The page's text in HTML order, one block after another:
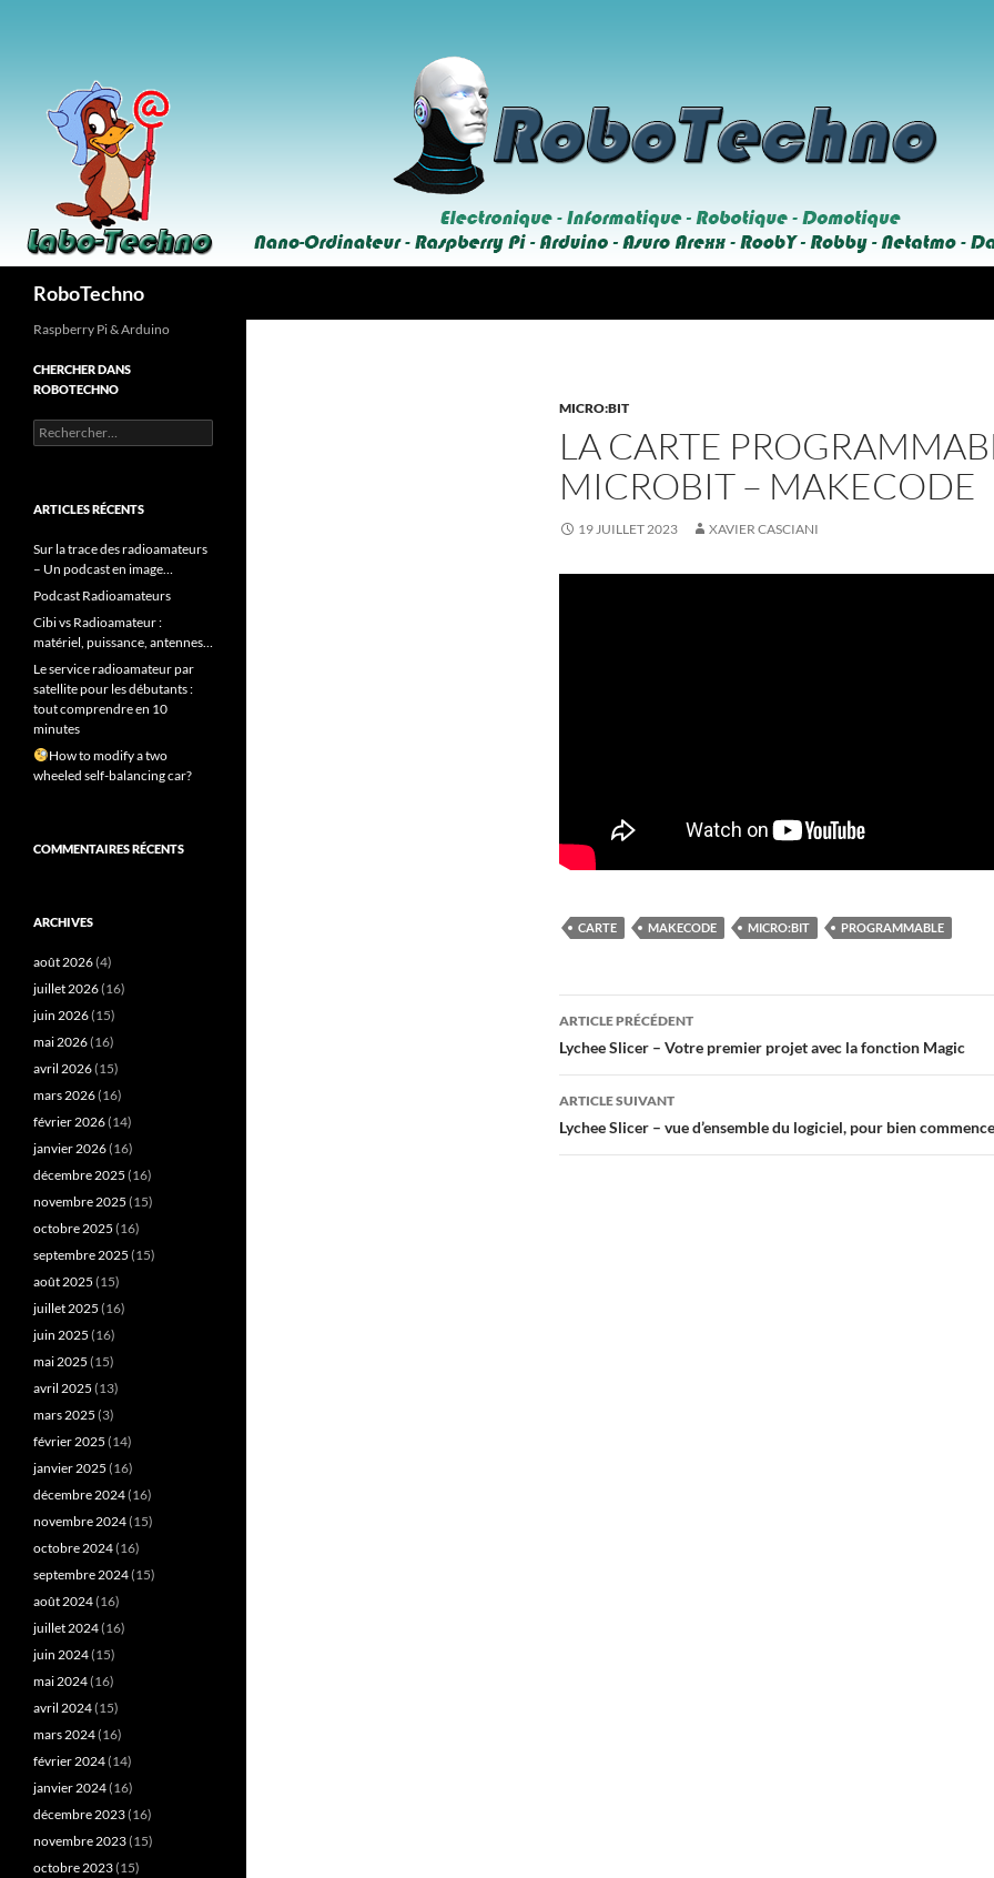
RoboTechno
MICRO:BIT
LA CARTE
MICROBIT – MAKECODE
19 JUILLET 2023 XAVIER CASCIANI
CARTE MAKECODE MICRO:BIT PROGRAMMABLE
Navigation
des
articles
ARTICLE PRÉCÉDENT
Lychee Slicer – Votre premier projet avec la fonction Magic
ARTICLE SUIVANT
Lychee Slicer – vue d’ensemble du logiciel, pour bien
Raspberry Pi & Arduino
CHERCHER DANS
ROBOTECHNO
Rechercher :
ARTICLES RÉCENTS
Sur la trace des radioamateurs
– Un podcast en image…
Podcast Radioamateurs
Cibi vs Radioamateur :
matériel, puissance, antennes…
Le service radioamateur par
satellite pour les débutants :
tout comprendre en 10
minutes
How to modify a two
wheeled self-balancing car?
COMMENTAIRES RÉCENTS
ARCHIVES
août 2026(4)
juillet 2026(16)
juin 2026(15)
mai 2026(16)
avril 2026(15)
mars 2026(16)
février 2026(14)
janvier 2026(16)
décembre 2025 (16)
novembre 2025 (15)
octobre 2025 (16)
septembre 2025 (15)
août 2025 (15)
juillet 2025 (16)
juin 2025 (16)
mai 2025 (15)
avril 2025 (13)
mars 2025 (3)
février 2025 (14)
janvier 2025 (16)
décembre 2024(16)
novembre 2024(15)
octobre 2024(16)
septembre 2024(15)
août 2024(16)
juillet 2024(16)
juin 2024(15)
mai 2024(16)
avril 2024(15)
mars 2024(16)
février 2024(14)
janvier 2024(16)
décembre 2023(16)
novembre 2023(15)
octobre 2023(15)